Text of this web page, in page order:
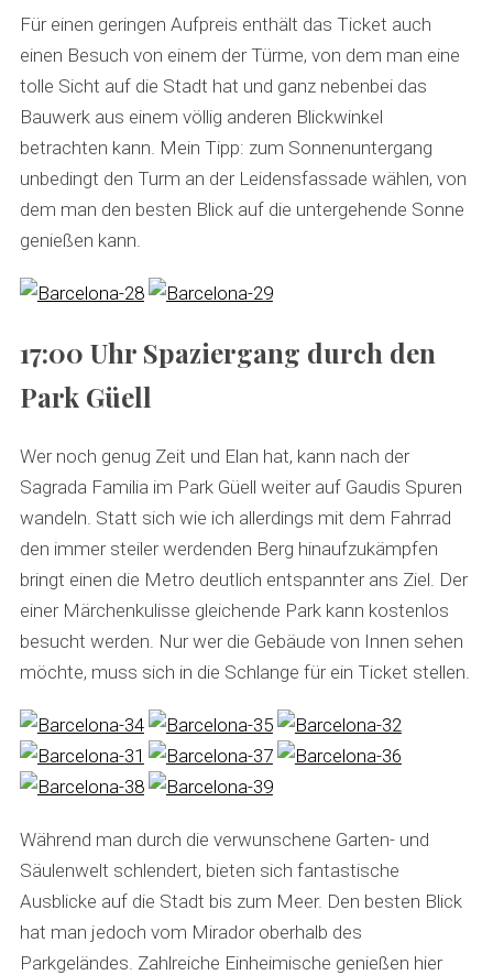
Für einen geringen Aufpreis enthält das Ticket auch
einen Besuch von einem der Türme, von dem man eine
tolle Sicht auf die Stadt hat und ganz nebenbei das
Bauwerk aus einem völlig anderen Blickwinkel
betrachten kann. Mein Tipp: zum Sonnenuntergang
unbedingt den Turm an der Leidensfassade wählen, von
dem man den besten Blick auf die untergehende Sonne
genießen kann.
17:00 Uhr Spaziergang durch den
Park Güell
Wer noch genug Zeit und Elan hat, kann nach der
Sagrada Familia im Park Güell weiter auf Gaudis Spuren
wandeln. Statt sich wie ich allerdings mit dem Fahrrad
den immer steiler werdenden Berg hinaufzukämpfen
bringt einen die Metro deutlich entspannter ans Ziel. Der
einer Märchenkulisse gleichende Park kann kostenlos
besucht werden. Nur wer die Gebäude von Innen sehen
möchte, muss sich in die Schlange für ein Ticket stellen.
Während man durch die verwunschene Garten- und
Säulenwelt schlendert, bieten sich fantastische
Ausblicke auf die Stadt bis zum Meer. Den besten Blick
hat man jedoch vom Mirador oberhalb des
Parkgeländes. Zahlreiche Einheimische genießen hier